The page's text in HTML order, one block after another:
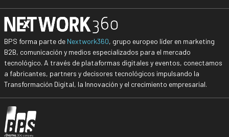
BPS forma parte de Nextwork360, grupo europeo líder en marketing
B2B, comunicación y medios especializados para el mercado
tecnológico. A través de plataformas digitales y eventos, conectamos
a fabricantes, partners y decisores tecnológicos impulsando la
Transformación Digital, la Innovación y el crecimiento empresarial.